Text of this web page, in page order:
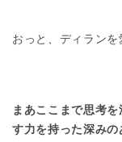
おっと、ディランを
まあここまで思考
す力を持った深みの